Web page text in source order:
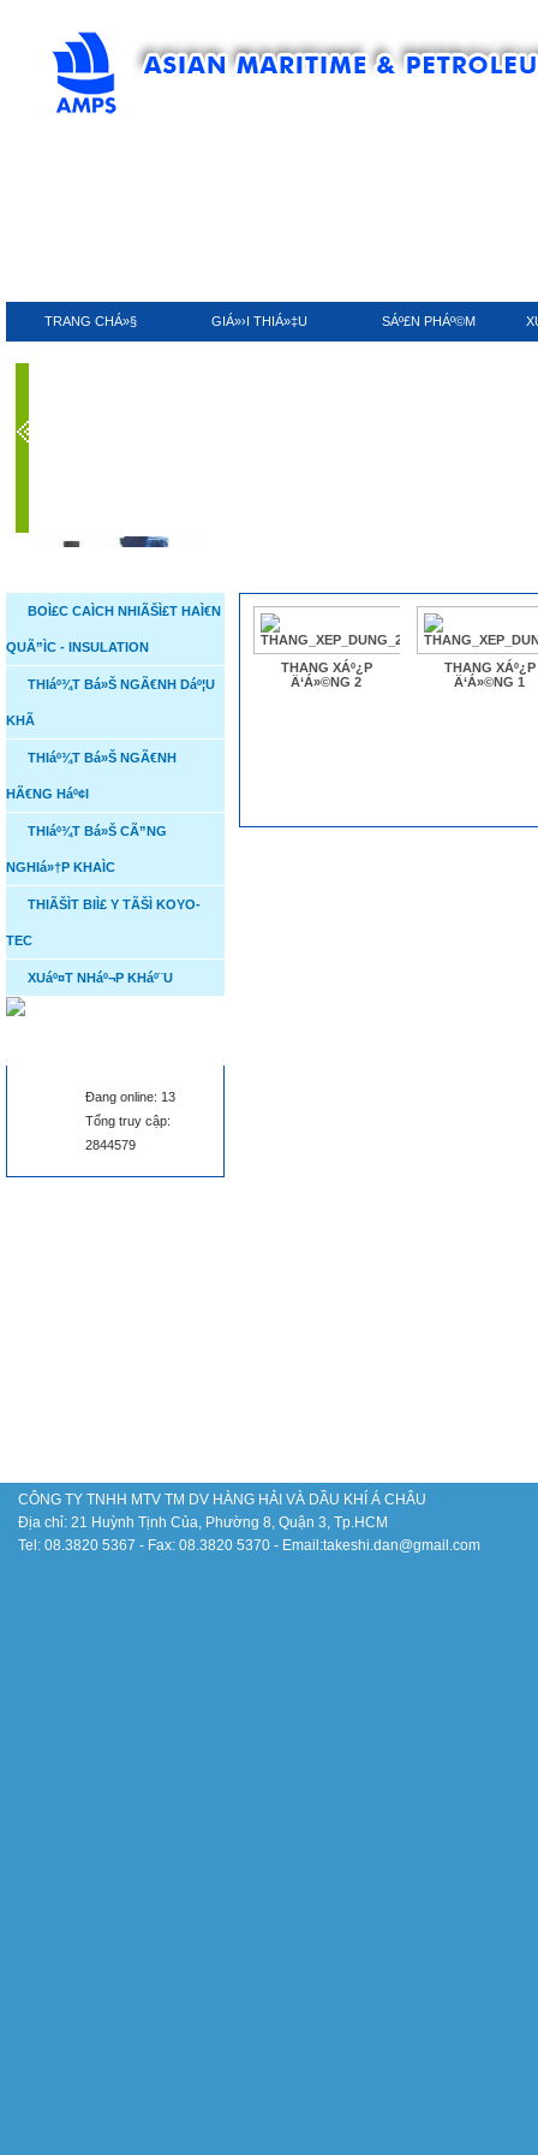
TRANG CHÁ»§ GIÁ»›I THIÁ»‡U SÁº£N PHÁº©M
NON-METALLIC MAG-
DRIVE CENTRIFUGAL
Cá»­a cho ngÃ nh hÃ ng
háº£i
Há»‡ thá»‘ng Ä‘iá»u khiá»ƒn
lÃ² nung
BOÌ£C CAÌCH NHIÃŠÌ£T HAÌ€N
QUÃ”ÌC - INSULATION
THIáº¾T Bá»Š NGÃ€NH Dáº¦U
KHÃ
THIáº¾T Bá»Š NGÃ€NH
HÃ€NG Háº¢I
THIáº¾T Bá»Š CÃ”NG
NGHIá»†P KHAÌC
THIÃŠÌT BIÌ£ Y TÃŠÌ KOYO-
TEC
XUáº¤T NHáº¬P KHáº¨U
Đang online: 13
Tổng truy cập:
2844579
THANG XÁº¿P
Ä‘Á»©NG 2
THANG XÁº¿P
Ä‘Á»©NG 1
CÔNG TY TNHH MTV TM DV HÀNG HẢI VÀ DẦU KHÍ Á CHÂU
Địa chỉ: 21 Huỳnh Tịnh Của, Phường 8, Quận 3, Tp.HCM
Tel: 08.3820 5367 - Fax: 08.3820 5370 - Email:takeshi.dan@gmail.com